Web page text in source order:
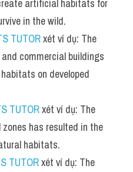
artificial habitats for
in the wild.
TUTOR xét ví dụ: The
commercial buildings
on developed
TUTOR xét ví dụ: The
has resulted in the
habitats.
TUTOR xét ví dụ: The